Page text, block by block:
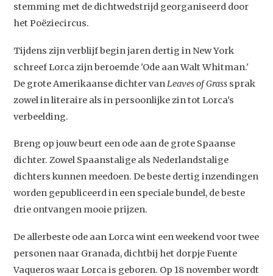
stemming met de dichtwedstrijd georganiseerd door
het Poëziecircus.
Tijdens zijn verblijf begin jaren dertig in New York
schreef Lorca zijn beroemde 'Ode aan Walt Whitman.'
De grote Amerikaanse dichter van Leaves of Grass sprak
zowel in literaire als in persoonlijke zin tot Lorca's
verbeelding.
Breng op jouw beurt een ode aan de grote Spaanse
dichter. Zowel Spaanstalige als Nederlandstalige
dichters kunnen meedoen. De beste dertig inzendingen
worden gepubliceerd in een speciale bundel, de beste
drie ontvangen mooie prijzen.
De allerbeste ode aan Lorca wint een weekend voor twee
personen naar Granada, dichtbij het dorpje Fuente
Vaqueros waar Lorca is geboren. Op 18 november wordt